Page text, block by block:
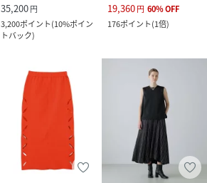
35,200円
3,200ポイント(10%ポイン
トバック)
19,360円 60%OFF
176ポイント(1倍)